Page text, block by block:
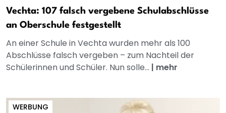
Vechta: 107 falsch vergebene Schulabschlüsse
an Oberschule festgestellt
An einer Schule in Vechta wurden mehr als 100
Abschlüsse falsch vergeben – zum Nachteil der
Schülerinnen und Schüler. Nun solle... | mehr
WERBUNG